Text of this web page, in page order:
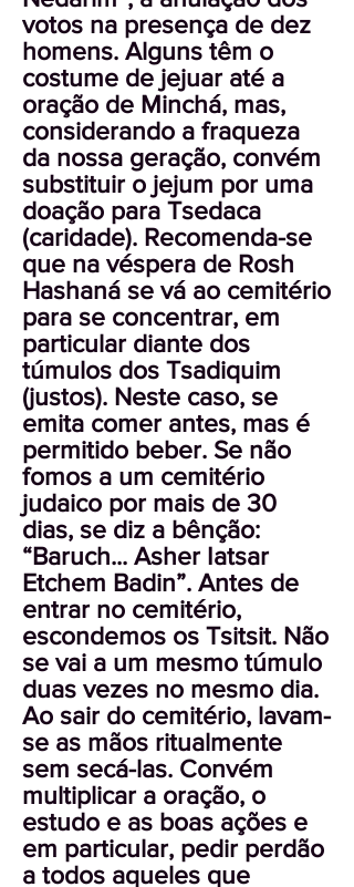
votos na presença de dez
homens. Alguns têm o
costume de jejuar até a
oração de Minchá, mas,
considerando a fraqueza
da nossa geração, convém
substituir o jejum por uma
doação para Tsedaca
(caridade). Recomenda-se
que na véspera de Rosh
Hashaná se vá ao cemitério
para se concentrar, em
particular diante dos
túmulos dos Tsadiquim
(justos). Neste caso, se
emita comer antes, mas é
permitido beber. Se não
fomos a um cemitério
judaico por mais de 30
dias, se diz a bênção:
“Baruch... Asher Iatsar
Etchem Badin”. Antes de
entrar no cemitério,
escondemos os Tsitsit. Não
se vai a um mesmo túmulo
duas vezes no mesmo dia.
Ao sair do cemitério, lavam-
se as mãos ritualmente
sem secá-las. Convém
multiplicar a oração, o
estudo e as boas ações e
em particular, pedir perdão
a todos aqueles que